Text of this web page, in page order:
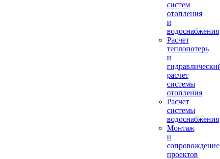
систем
отопления
и
водоснабжения
Расчет
теплопотерь
и
расчет
системы
отопления
Расчет
системы
водоснабжения
Монтаж
и
сопровождение
проектов